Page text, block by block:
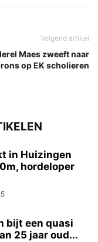
Volgend artikel
Maes zweeft naar
op EK scholieren
in Huizingen
hordeloper
bijt een quasi
25 jaar oud...